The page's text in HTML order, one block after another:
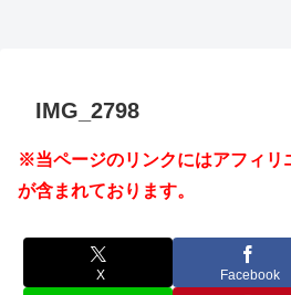
IMG_2798
※当ページのリンクにはアフィリ
が含まれております。
X Facebook